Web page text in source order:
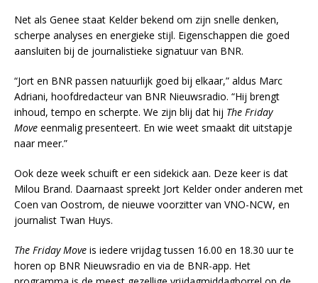
Net als Genee staat Kelder bekend om zijn snelle denken,
scherpe analyses en energieke stijl. Eigenschappen die goed
aansluiten bij de journalistieke signatuur van BNR.
“Jort en BNR passen natuurlijk goed bij elkaar,” aldus Marc
Adriani, hoofdredacteur van BNR Nieuwsradio. “Hij brengt
inhoud, tempo en scherpte. We zijn blij dat hij The Friday
Move eenmalig presenteert. En wie weet smaakt dit uitstapje
naar meer.”
Ook deze week schuift er een sidekick aan. Deze keer is dat
Milou Brand. Daarnaast spreekt Jort Kelder onder anderen met
Coen van Oostrom, de nieuwe voorzitter van VNO-NCW, en
journalist Twan Huys.
The Friday Move is iedere vrijdag tussen 16.00 en 18.30 uur te
horen op BNR Nieuwsradio en via de BNR-app. Het